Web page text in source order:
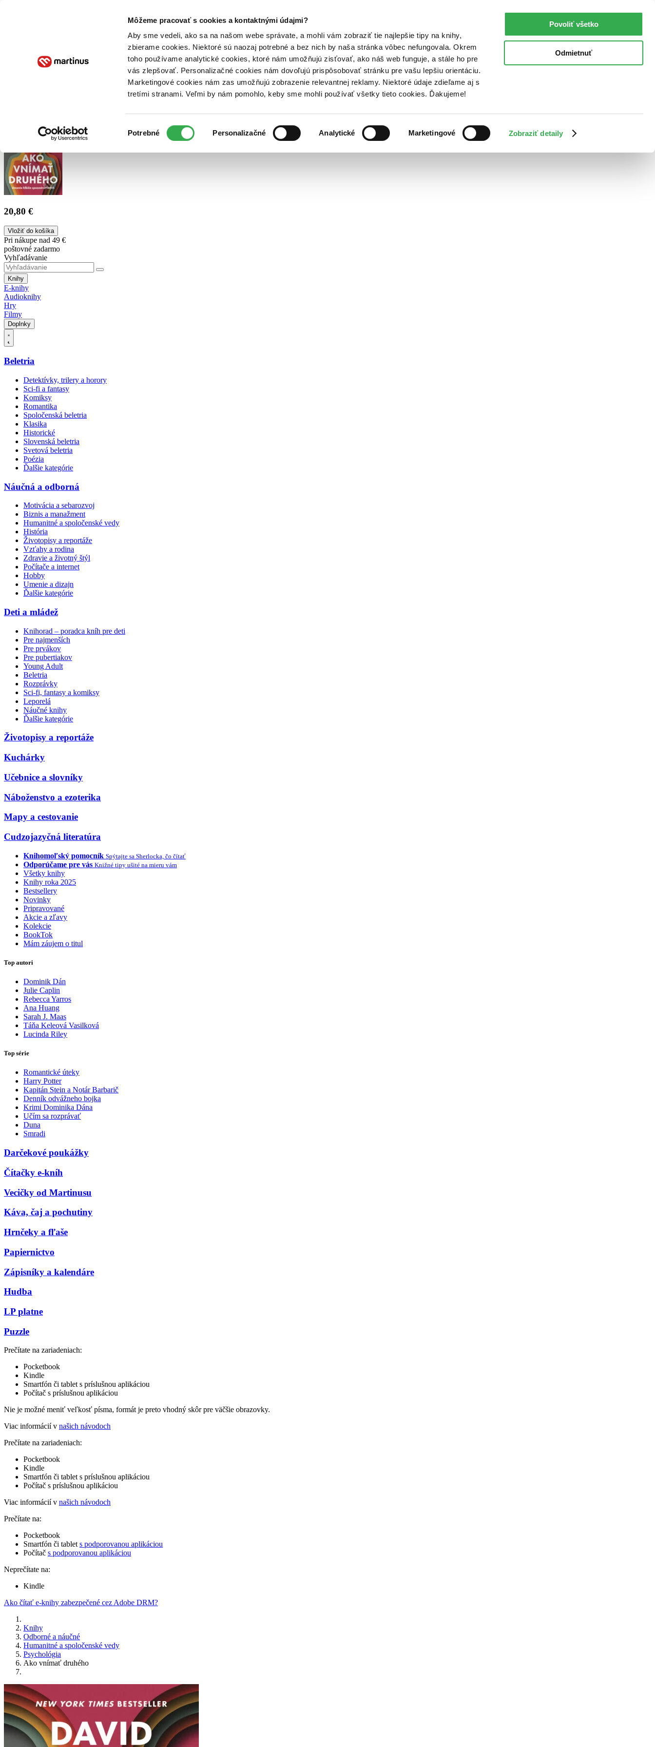
Môžeme pracovať s cookies a kontaktnými údajmi?
Aby sme vedeli, ako sa na našom webe správate, a mohli vám zobraziť tie najlepšie tipy na knihy,
zbierame cookies. Niektoré sú naozaj potrebné a bez nich by naša stránka vôbec nefungovala. Okrem
toho používame analytické cookies, ktoré nám umožňujú zisťovať, ako náš web funguje, a stále ho pre
vás zlepšovať. Personalizačné cookies nám dovoľujú prispôsobovať stránku pre vašu lepšiu orientáciu.
Marketingové cookies nám zas umožňujú zobrazenie relevantnej reklamy. Niektoré údaje zdieľame aj s
tretími stranami. Veľmi by nám pomohlo, keby sme mohli používať všetky tieto cookies. Ďakujeme!
súhlasu
Potrebné Personalizačné Analytické Marketingové Zobraziť detaily
Povoliť všetko
Odmietnuť
Poukážky Kontakt
20,80 €
Vložiť do košíka
Pri nákupe nad 49 €
poštovné zadarmo
Vyhľadávanie
Knihy
E-knihy
Audioknihy
Hry
Filmy
Doplnky
Beletria
Detektívky, trilery a horory
Sci-fi a fantasy
Komiksy
Romantika
Spoločenská beletria
Klasika
Historické
Slovenská beletria
Svetová beletria
Poézia
Ďalšie kategórie
Náučná a odborná
Motivácia a sebarozvoj
Biznis a manažment
Humanitné a spoločenské vedy
História
Životopisy a reportáže
Vzťahy a rodina
Zdravie a životný štýl
Počítače a internet
Hobby
Umenie a dizajn
Ďalšie kategórie
Deti a mládež
Knihorad – poradca kníh pre deti
Pre najmenších
Pre prvákov
Pre pubertiakov
Young Adult
Beletria
Rozprávky
Sci-fi, fantasy a komiksy
Leporelá
Náučné knihy
Ďalšie kategórie
Životopisy a reportáže
Kuchárky
Učebnice a slovníky
Náboženstvo a ezoterika
Mapy a cestovanie
Cudzojazyčná literatúra
Knihomoľský pomocník Spýtajte sa Sherlocka, čo čítať
Odporúčame pre vás Knižné tipy ušité na mieru vám
Všetky knihy
Knihy roka 2025
Bestsellery
Novinky
Pripravované
Akcie a zľavy
Kolekcie
BookTok
Mám záujem o titul
Top autori
Dominik Dán
Julie Caplin
Rebecca Yarros
Ana Huang
Sarah J. Maas
Táňa Keleová Vasilková
Lucinda Riley
Top série
Romantické úteky
Harry Potter
Kapitán Stein a Notár Barbarič
Denník odvážneho bojka
Krimi Dominika Dána
Učím sa rozprávať
Duna
Smradi
Darčekové poukážky
Čítačky e-kníh
Vecičky od Martinusu
Káva, čaj a pochutiny
Hrnčeky a fľaše
Papiernictvo
Zápisníky a kalendáre
Hudba
LP platne
Puzzle
Prečítate na zariadeniach:
Pocketbook
Kindle
Smartfón či tablet s príslušnou aplikáciou
Počítač s príslušnou aplikáciou
Nie je možné meniť veľkosť písma, formát je preto vhodný skôr pre väčšie obrazovky.
Viac informácií v našich návodoch
Prečítate na zariadeniach:
Pocketbook
Kindle
Smartfón či tablet s príslušnou aplikáciou
Počítač s príslušnou aplikáciou
Viac informácií v našich návodoch
Prečítate na:
Pocketbook
Smartfón či tablet s podporovanou aplikáciou
Počítač s podporovanou aplikáciou
Neprečítate na:
Kindle
Ako čítať e-knihy zabezpečené cez Adobe DRM?
Knihy
Odborné a náučné
Humanitné a spoločenské vedy
Psychológia
Ako vnímať druhého